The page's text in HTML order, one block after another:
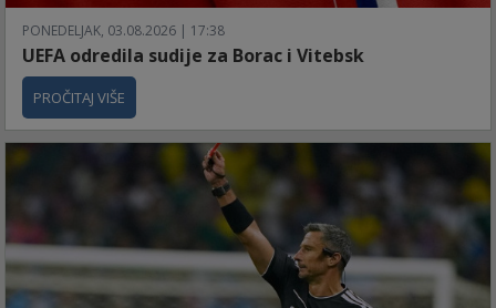
PONEDELJAK, 03.08.2026 | 17:38
UEFA odredila sudije za Borac i Vitebsk
PROČITAJ VIŠE